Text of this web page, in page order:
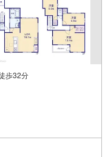
をクリックして下さい。
ュレーションのご相談
宅ローンのご提案、購入
ダー」で見える化しま
ナンシャルライフサポー
的な生命保険の見直し、
せて頂きます。
歩32分